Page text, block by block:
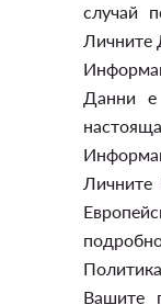
случай
Личните
Данни е
Вашите